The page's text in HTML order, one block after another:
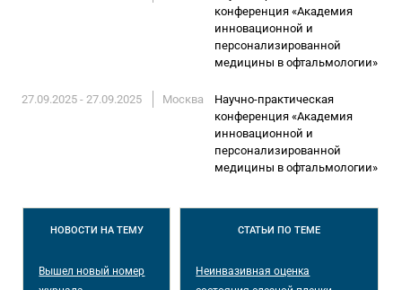
конференция «Академия
инновационной и
персонализированной
медицины в офтальмологии»
27.09.2025 - 27.09.2025 Москва
Научно-практическая
конференция «Академия
инновационной и
персонализированной
медицины в офтальмологии»
НОВОСТИ НА ТЕМУ
Вышел новый номер
СТАТЬИПО ТЕМЕ
Неинвазивная оценка